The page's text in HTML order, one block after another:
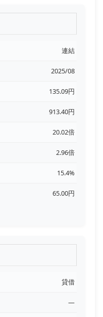
連結
2025/08
135.09円
913.40円
20.02倍
2.96倍
15.4%
65.00円
貸借
―